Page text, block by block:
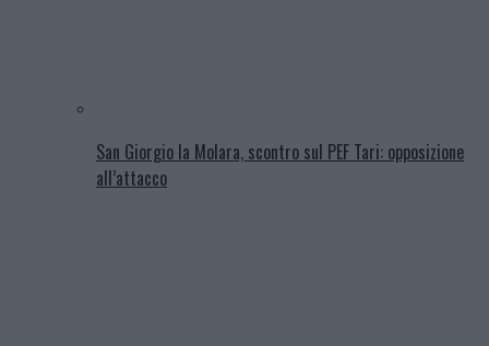
San Giorgio la Molara, scontro sul PEF Tari: opposizione
all’attacco